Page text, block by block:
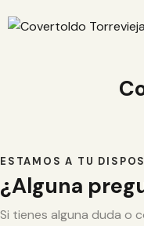
ESTAMOS A TU
¿Alguna
Si tienes alguna duda o